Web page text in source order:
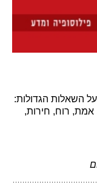
השאלות הגדולות:
אמת, רוח, חירות,